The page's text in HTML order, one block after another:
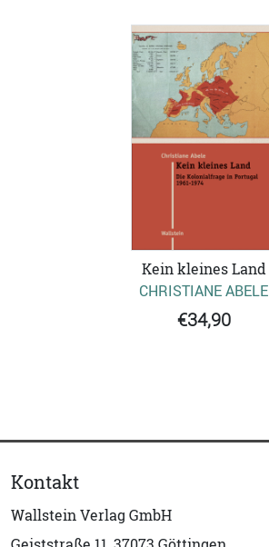
Kein kleines Land
CHRISTIANE ABELE
€34,90
Kontakt
Wallstein Verlag GmbH